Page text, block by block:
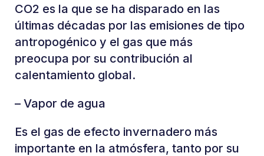
CO2 es la que se ha disparado en las
últimas décadas por las emisiones de tipo
antropogénico y el gas que más
preocupa por su contribución al
calentamiento global.
– Vapor de agua
Es el gas de efecto invernadero más
importante en la atmósfera, tanto por su